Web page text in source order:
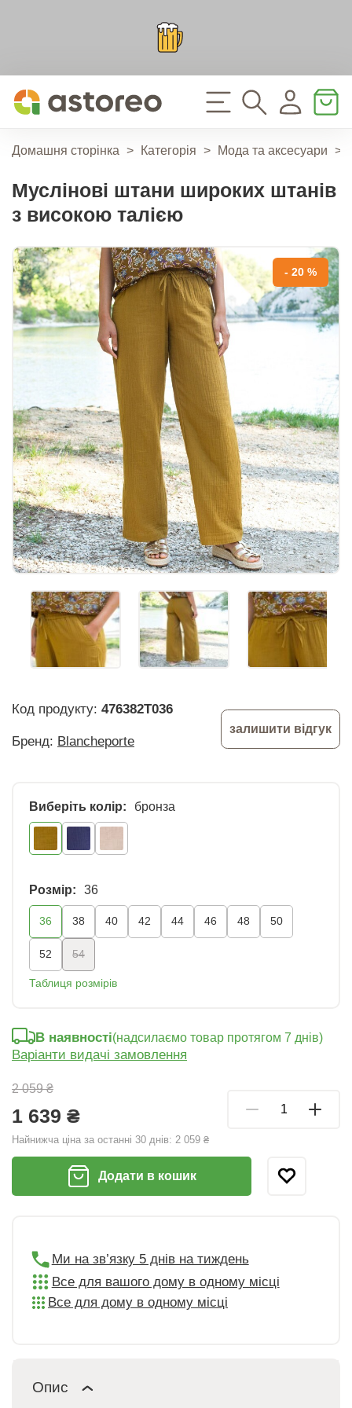
Домашня сторінка > Категорія > Мода та аксесуари >
Муслінові штани широких штанів
з високою талією
- 20 %
Код продукту: 476382T036
Бренд: Blancheporte
залишити відгук
Виберіть колір: бронза
Розмір: 36
36 38 40 42 44 46 48 50
52 54
Таблиця розмірів
2 059 ₴
1 639 ₴
Найнижча ціна за останні 30 днів: 2 059 ₴
В наявності(надсилаємо товар протягом 7 днів)
Варіанти видачі замовлення
Додати в кошик
Ми на зв’язку 5 днів на тиждень
Все для вашого дому в одному місці
Все для дому в одному місці
Опис